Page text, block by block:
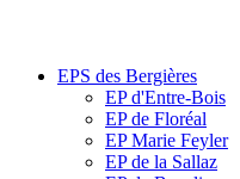
EPS des Bergières
EP d'Entre-Bois
EP de Floréal
EP Marie Feyler
EP de la Sallaz